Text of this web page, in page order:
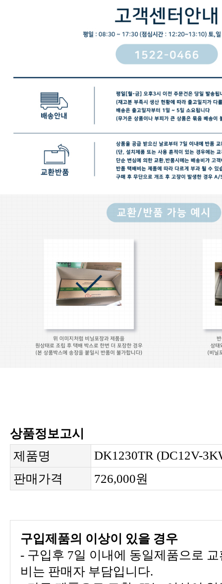
상품정보고시
제품명
DK1230TR (DC12V-
판매가격
726,000원
구입제품의 이상이 있을 경우
비는 판매자 부담입니다.